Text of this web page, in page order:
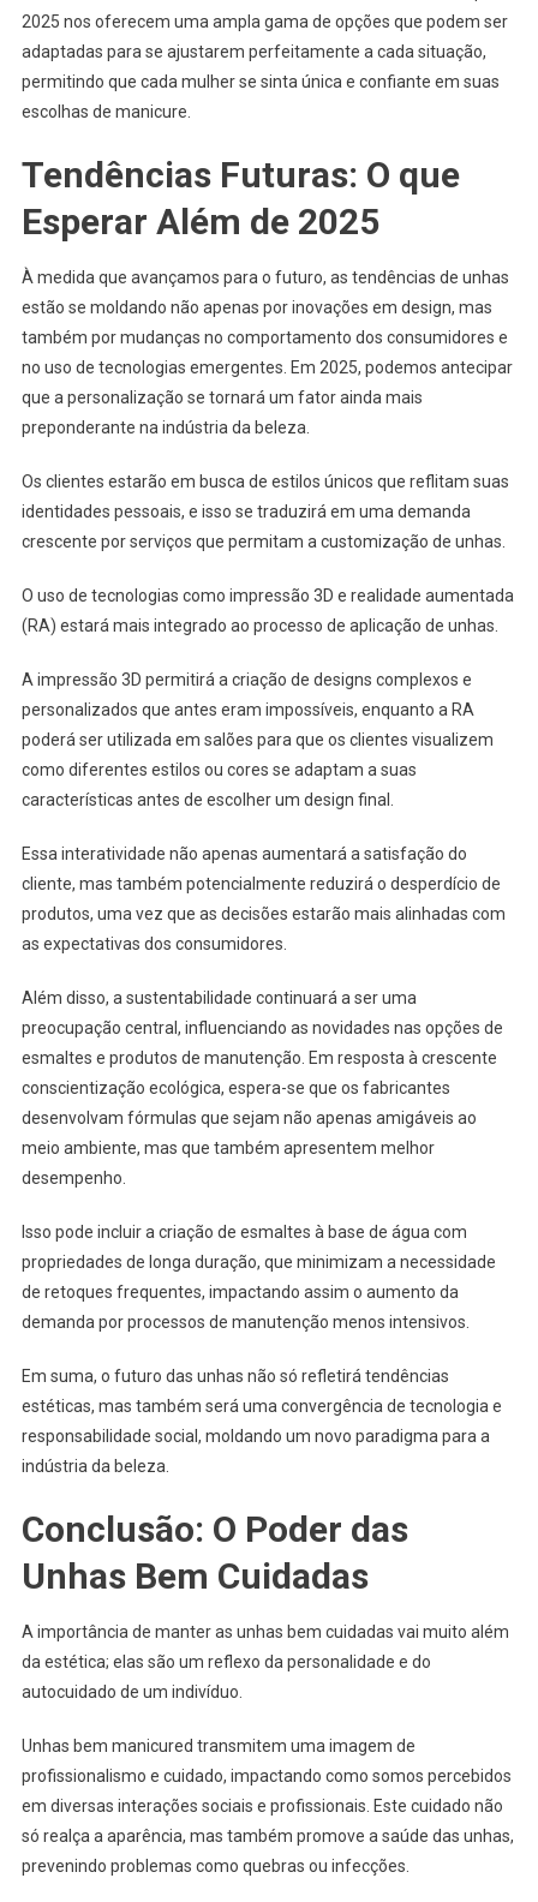
2025 nos oferecem uma ampla gama de opções que podem ser
adaptadas para se ajustarem perfeitamente a cada situação,
permitindo que cada mulher se sinta única e confiante em suas
escolhas de manicure.
Tendências Futuras: O que
Esperar Além de 2025
À medida que avançamos para o futuro, as tendências de unhas
estão se moldando não apenas por inovações em design, mas
também por mudanças no comportamento dos consumidores e
no uso de tecnologias emergentes. Em 2025, podemos antecipar
que a personalização se tornará um fator ainda mais
preponderante na indústria da beleza.
Os clientes estarão em busca de estilos únicos que reflitam suas
identidades pessoais, e isso se traduzirá em uma demanda
crescente por serviços que permitam a customização de unhas.
O uso de tecnologias como impressão 3D e realidade aumentada
(RA) estará mais integrado ao processo de aplicação de unhas.
A impressão 3D permitirá a criação de designs complexos e
personalizados que antes eram impossíveis, enquanto a RA
poderá ser utilizada em salões para que os clientes visualizem
como diferentes estilos ou cores se adaptam a suas
características antes de escolher um design final.
Essa interatividade não apenas aumentará a satisfação do
cliente, mas também potencialmente reduzirá o desperdício de
produtos, uma vez que as decisões estarão mais alinhadas com
as expectativas dos consumidores.
Além disso, a sustentabilidade continuará a ser uma
preocupação central, influenciando as novidades nas opções de
esmaltes e produtos de manutenção. Em resposta à crescente
conscientização ecológica, espera-se que os fabricantes
desenvolvam fórmulas que sejam não apenas amigáveis ao
meio ambiente, mas que também apresentem melhor
desempenho.
Isso pode incluir a criação de esmaltes à base de água com
propriedades de longa duração, que minimizam a necessidade
de retoques frequentes, impactando assim o aumento da
demanda por processos de manutenção menos intensivos.
Em suma, o futuro das unhas não só refletirá tendências
estéticas, mas também será uma convergência de tecnologia e
responsabilidade social, moldando um novo paradigma para a
indústria da beleza.
Conclusão: O Poder das
Unhas Bem Cuidadas
A importância de manter as unhas bem cuidadas vai muito além
da estética; elas são um reflexo da personalidade e do
autocuidado de um indivíduo.
Unhas bem manicured transmitem uma imagem de
profissionalismo e cuidado, impactando como somos percebidos
em diversas interações sociais e profissionais. Este cuidado não
só realça a aparência, mas também promove a saúde das unhas,
prevenindo problemas como quebras ou infecções.